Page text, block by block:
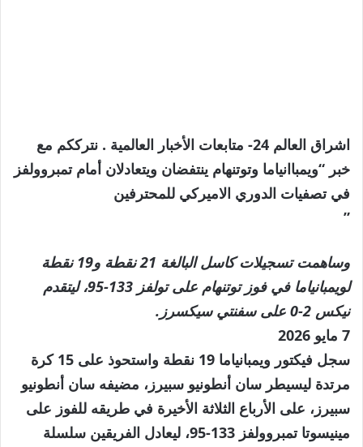
اشراق العالم 24- متابعات الأخبار العالمية . نترككم مع
خبر “ويمباانياما وتوتنهام ينتفضان ويتعادلان أمام تمبروولفز
في تصفيات الدوري الاميركي للمحترفين
”
وساهمت تسجيلات كاسل البالغة 21 نقطة و19 نقطة
لويمبانياما في فوز توتنهام على تولفز 133-95، ليتقدم
نيكس 2-0 على سفنتي سيكسرز.
نُشرت
في
7
مايو
2026
7 مايو 2026
سجل فيكتور ويمبانياما 19 نقطة واستحوذ على 15 كرة
مرتدة ليسيطر سان أنطونيو سبيرز، مضيفه سان أنطونيو
سبيرز، على الأرباع الثلاثة الأخيرة في طريقه للفوز على
مينيسوتا تمبروولفز 133-95، ليعادل الفريقين سلسلة